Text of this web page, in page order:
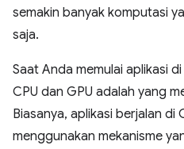
semakin banyak komputasi
saja.
Saat Anda memulai aplikasi
CPU dan GPU adalah yang
Biasanya, aplikasi berjalan di
menggunakan mekanisme